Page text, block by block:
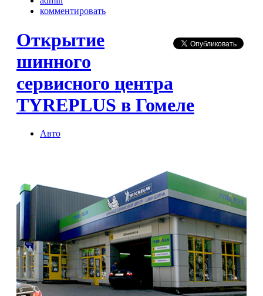
комментировать
Открытие
шинного
сервисного центра
TYREPLUS в Гомеле
Авто